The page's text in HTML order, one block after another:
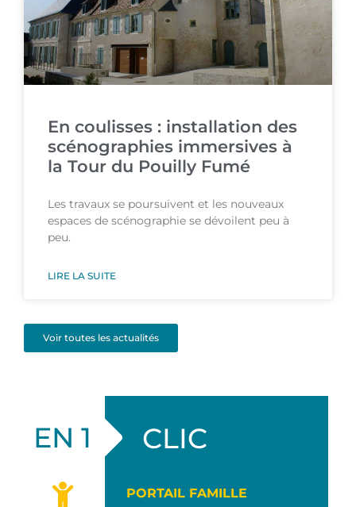
En coulisses : installation des
scénographies immersives à
la Tour du Pouilly Fumé
Les travaux se poursuivent et les nouveaux
espaces de scénographie se dévoilent peu à
peu.
LIRE LA SUITE
Voir toutes les actualités
EN 1 CLIC
PORTAIL FAMILLE